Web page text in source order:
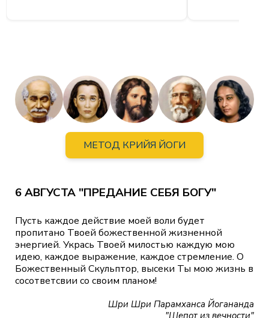
МЕТОД КРИЙЯ ЙОГИ
6 АВГУСТА "ПРЕДАНИЕ СЕБЯ БОГУ"
Пусть каждое действие моей воли будет
пропитано Твоей божественной жизненной
энергией. Укрась Твоей милостью каждую мою
идею, каждое выражение, каждое стремление. О
Божественный Скульптор, высеки Ты мою жизнь в
сосответсвии со своим планом!
Шри Шри Парамханса Йогананда